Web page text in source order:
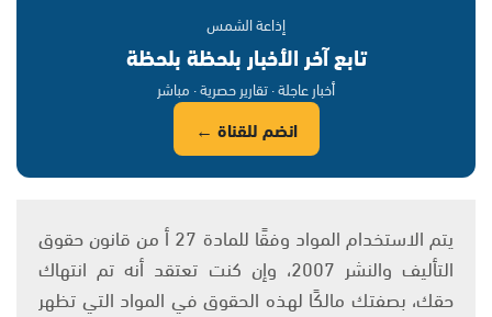
إذاعة الشمس
تابع آخر الأخبار بلحظة بلحظة
أخبار عاجلة · تقارير حصرية · مباشر
انضم للقناة ←
يتم الاستخدام المواد وفقًا للمادة 27 أ من قانون حقوق
التأليف والنشر 2007، وإن كنت تعتقد أنه تم انتهاك
حقك، بصفتك مالكًا لهذه الحقوق في المواد التي تظهر